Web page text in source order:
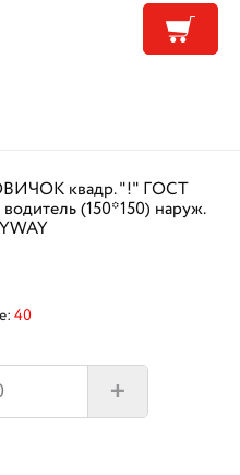
квадр. "!" ГОСТ
(150*150) наруж.
40
+